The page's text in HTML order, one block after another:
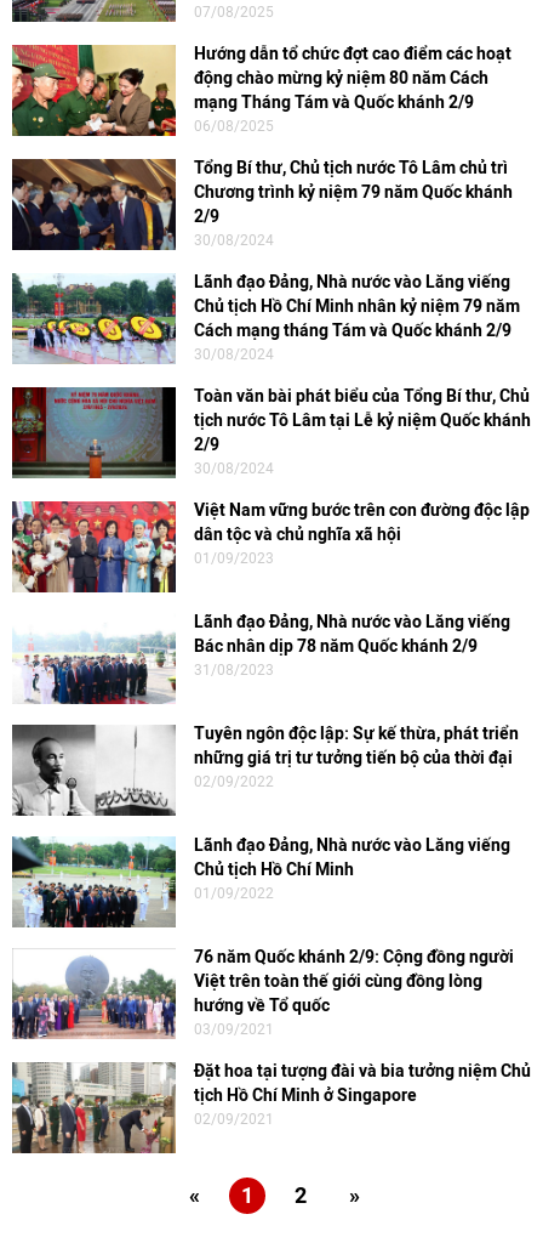
07/08/2025
Hướng dẫn tổ chức đợt cao điểm các hoạt
động chào mừng kỷ niệm 80 năm Cách
mạng Tháng Tám và Quốc khánh 2/9
06/08/2025
Tổng Bí thư, Chủ tịch nước Tô Lâm chủ trì
Chương trình kỷ niệm 79 năm Quốc khánh
2/9
30/08/2024
Lãnh đạo Đảng, Nhà nước vào Lăng viếng
Chủ tịch Hồ Chí Minh nhân kỷ niệm 79 năm
Cách mạng tháng Tám và Quốc khánh 2/9
30/08/2024
Toàn văn bài phát biểu của Tổng Bí thư, Chủ
tịch nước Tô Lâm tại Lễ kỷ niệm Quốc khánh
2/9
30/08/2024
Việt Nam vững bước trên con đường độc lập
dân tộc và chủ nghĩa xã hội
01/09/2023
Lãnh đạo Đảng, Nhà nước vào Lăng viếng
Bác nhân dịp 78 năm Quốc khánh 2/9
31/08/2023
Tuyên ngôn độc lập: Sự kế thừa, phát triển
những giá trị tư tưởng tiến bộ của thời đại
02/09/2022
Lãnh đạo Đảng, Nhà nước vào Lăng viếng
Chủ tịch Hồ Chí Minh
01/09/2022
76 năm Quốc khánh 2/9: Cộng đồng người
Việt trên toàn thế giới cùng đồng lòng
hướng về Tổ quốc
03/09/2021
Đặt hoa tại tượng đài và bia tưởng niệm Chủ
tịch Hồ Chí Minh ở Singapore
02/09/2021
« 1 2 »